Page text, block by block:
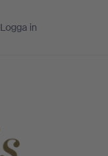
Logga in